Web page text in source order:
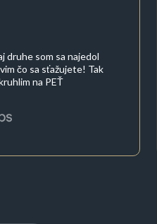
druhe som sa najedol
čo sa sťažujete! Tak
na PEŤ